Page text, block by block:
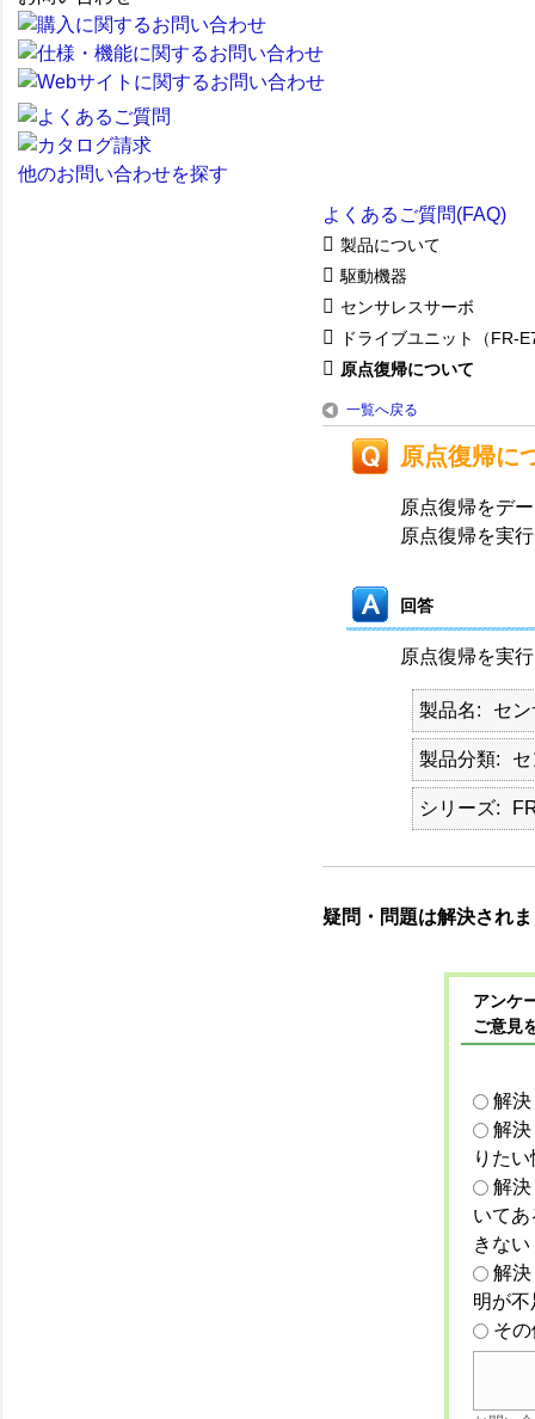
他のお問い合わせを探す
よくあるご質問(FAQ)
製品について
駆動機器
センサレスサーボ
ドライブユニット（FR-
原点復帰について
一覧へ戻る
原点復帰に
原点復帰をデ
原点復帰を実
回答
原点復帰を実
製品名 セ
製品分類
シリーズ
疑問・問題は解決され
アンケ
ご意見
解
解
りた
解
いて
きない
解
明が
そ